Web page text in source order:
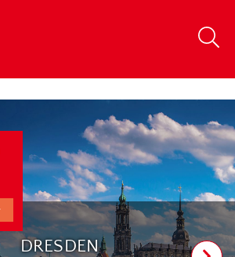
DRESDEN